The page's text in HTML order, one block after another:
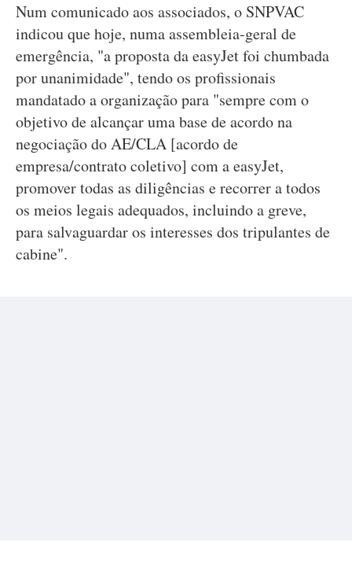
Num comunicado aos associados, o SNPVAC
indicou que hoje, numa assembleia-geral de
emergência, "a proposta da easyJet foi chumbada
por unanimidade", tendo os profissionais
mandatado a organização para "sempre com o
objetivo de alcançar uma base de acordo na
negociação do AE/CLA [acordo de
empresa/contrato coletivo] com a easyJet,
promover todas as diligências e recorrer a todos
os meios legais adequados, incluindo a greve,
para salvaguardar os interesses dos tripulantes de
cabine".